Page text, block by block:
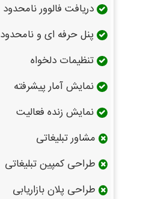
دریافت فالوور نامحدود
پنل حرفه ای و نامحدود
تنظیمات دلخواه
نمایش آمار پیشرفته
نمایش زنده فعالیت
مشاور تبلیغاتی
طراحی کمپین تبلیغاتی
طراحی پلان بازاریابی